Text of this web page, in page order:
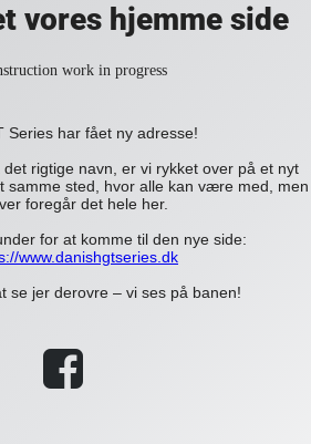
vores hjemme side
Series har fået ny adresse!
rigtige navn, er vi rykket over på et nyt
samme sted, hvor alle kan være med, men
foregår det hele her.
for at komme til den nye side:
www.danishgtseries.dk
se jer derovre – vi ses på banen!